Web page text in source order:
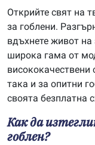
Открийте свят на
за гоблени.
вдъхнете живот
широка гама от
така и за опитни
своята безплатна
Как да
гоблен?